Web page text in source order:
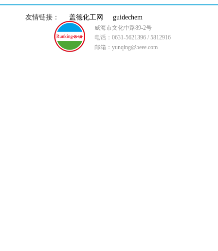
友情链接： 盖德化工网 guidechem
威海市文化中路89-2号
电话：0631-5621396 / 5812916
邮箱：yunqing@5eee.com